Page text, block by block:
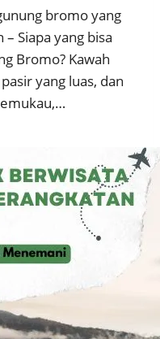
bromo yang
Siapa yang bisa
Bromo? Kawah
yang luas, dan